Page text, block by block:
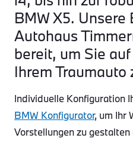
BMW X5. Unsere
Autohaus
bereit, um Sie
Ihrem Traumauto
Individuelle Konfiguration
BMW Konfigurator, um Ihr
Vorstellungen zu